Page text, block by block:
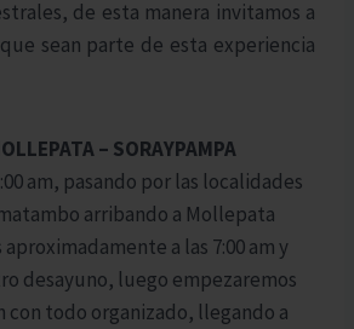
de esta manera invitamos a
sean parte de esta experiencia
– SORAYPAMPA
am, pasando por las localidades
arribando a Mollepata
a las 7:00 am y
desayuno, luego empezaremos
con todo organizado, llegando a